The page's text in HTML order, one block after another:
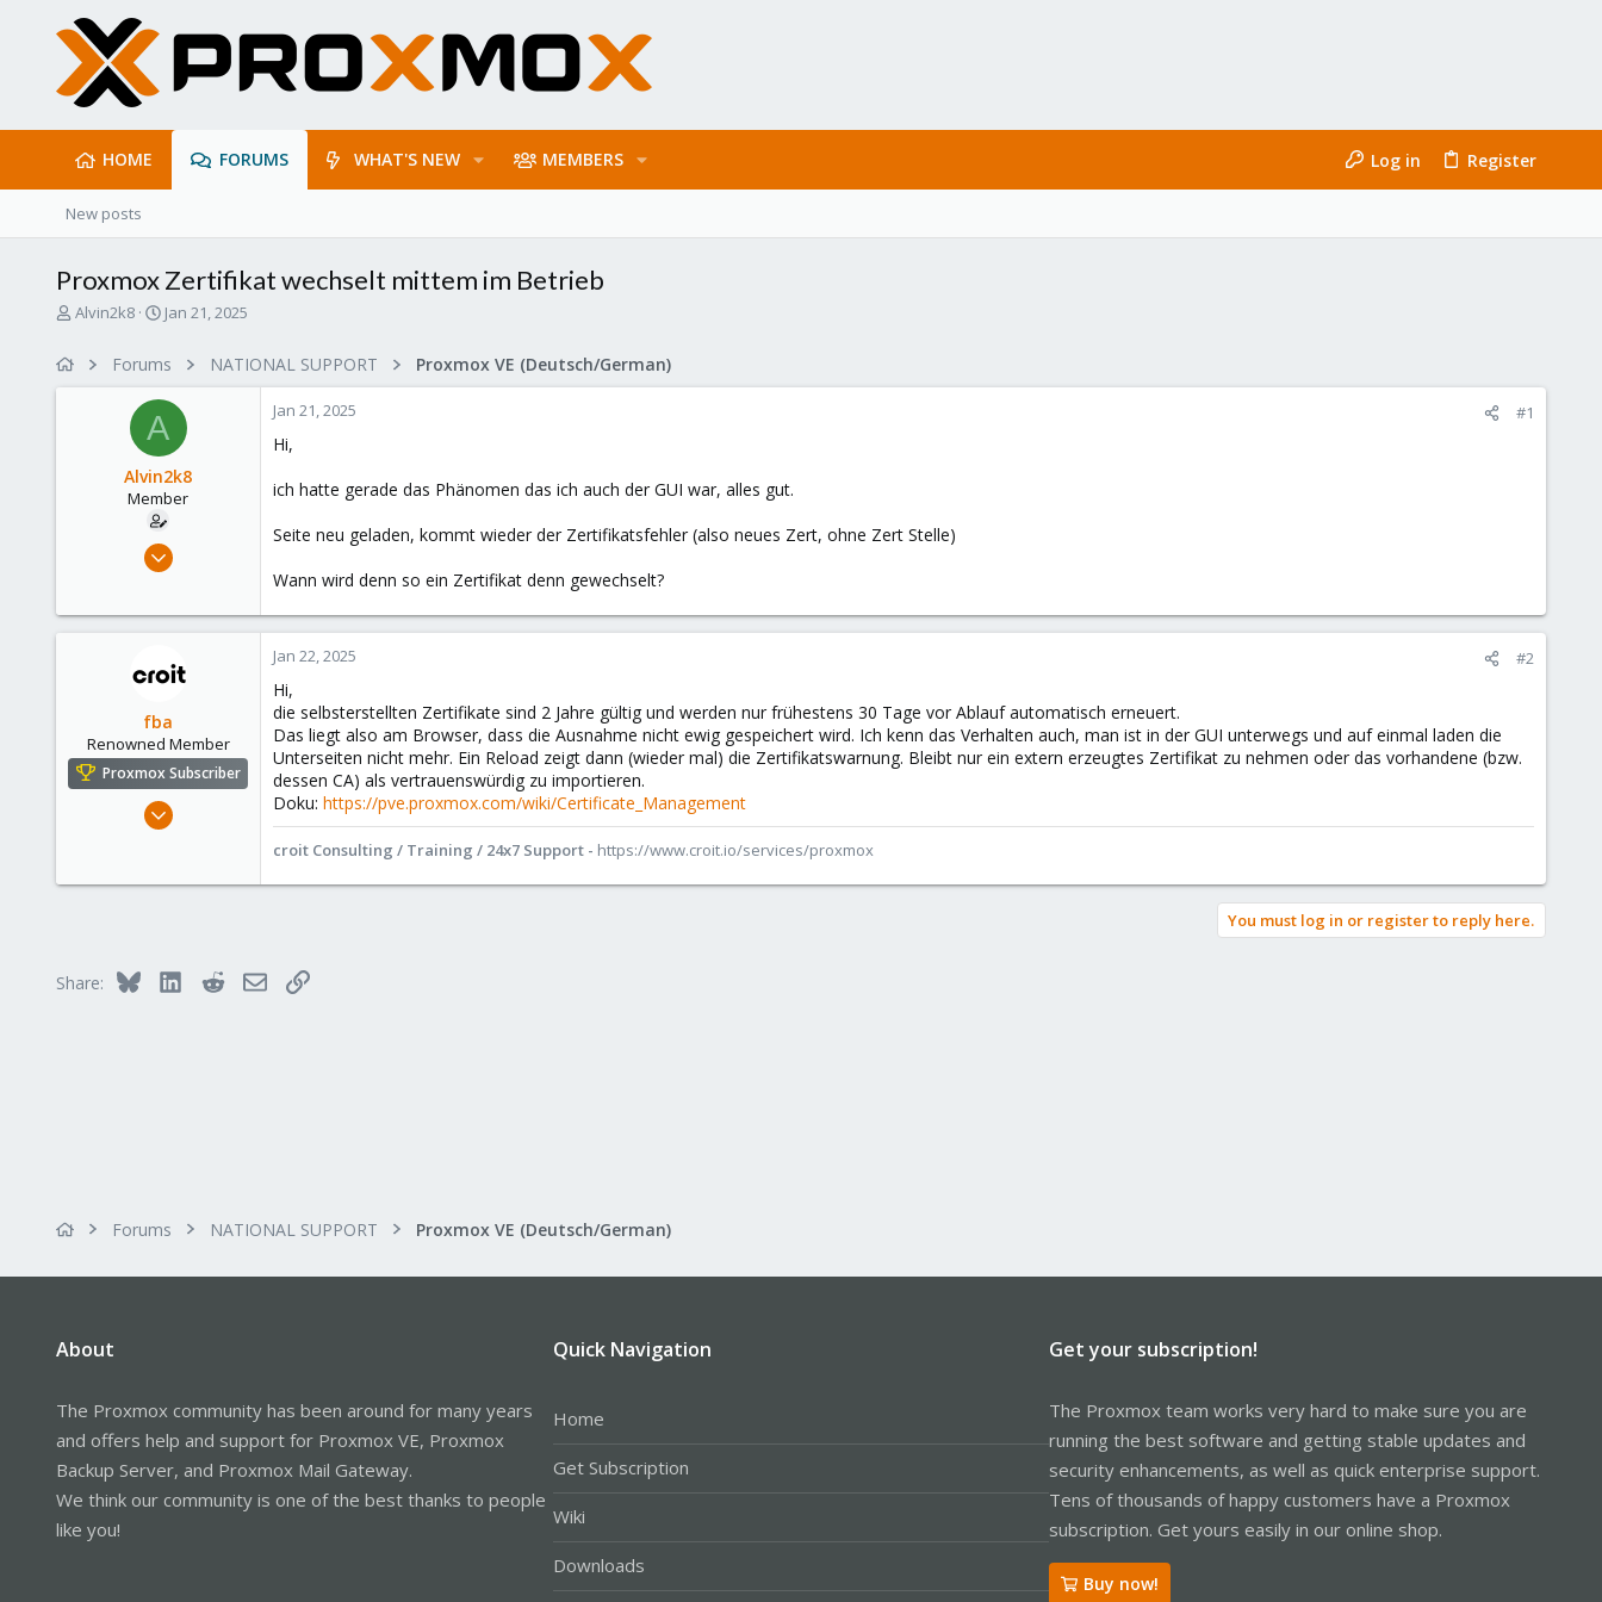
HOME FORUMS WHAT'S NEW MEMBERS Log in Register
New posts
Proxmox Zertifikat wechselt mittem im Betrieb
T
Alvin2k8
S
r
t
a
t
e
Jan 21, 2025
Forums NATIONAL SUPPORT Proxmox VE (Deutsch/German)
A
Alvin2k8
Member
Feb 22, 2023
23
Jan 21, 2025 #1
Hi,
ich hatte gerade das Phänomen das ich auch der GUI war, alles gut.
Seite neu geladen, kommt wieder der Zertifikatsfehler (also neues Zert, ohne Zert Stelle)
Wann wird denn so ein Zertifikat denn gewechselt?
fba
Renowned Member
Proxmox Subscriber
Dec 4, 2024
Jan 22, 2025 #2
Hi,
die selbsterstellten Zertifikate sind 2 Jahre gültig und werden nur frühestens 30 Tage vor Ablauf automatisch erneuert.
Das liegt also am Browser, dass die Ausnahme nicht ewig gespeichert wird. Ich kenn das Verhalten auch, man ist in der GUI unterwegs und auf einmal laden die
Unterseiten nicht mehr. Ein Reload zeigt dann (wieder mal) die Zertifikatswarnung. Bleibt nur ein extern erzeugtes Zertifikat zu nehmen oder das vorhandene (bzw.
dessen CA) als vertrauenswürdig zu importieren.
Doku: https://pve.proxmox.com/wiki/Certificate_Management
croit Consulting / Training / 24x7 Support - https://www.croit.io/services/proxmox
You must log in or register to reply here.
Share: Bluesky LinkedInRedditEmailLink
Forums NATIONAL SUPPORT Proxmox VE (Deutsch/German)
About
The Proxmox community has been around for many years
and offers help and support for Proxmox VE, Proxmox
Backup Server, and Proxmox Mail Gateway.
We think our community is one of the best thanks to people
like you!
Quick Navigation
Home
Get Subscription
Wiki
Downloads
Get your subscription!
The Proxmox team works very hard to make sure you are
running the best software and getting stable updates and
security enhancements, as well as quick enterprise support.
Tens of thousands of happy customers have a Proxmox
subscription. Get yours easily in our online shop.
Buy now!